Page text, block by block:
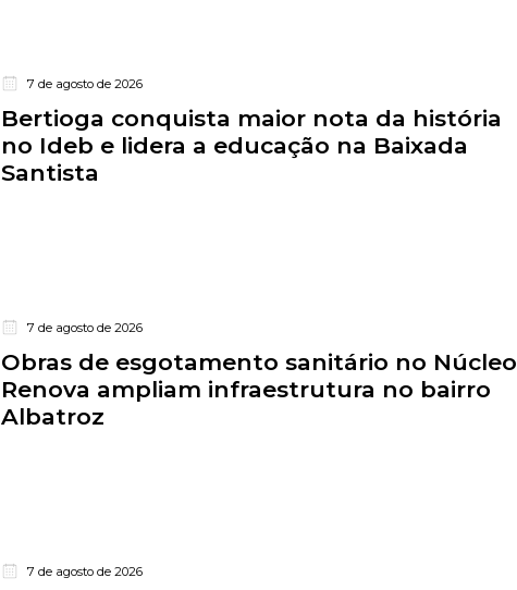
7 de agosto de 2026
Bertioga conquista maior nota da história
no Ideb e lidera a educação na Baixada
Santista
7 de agosto de 2026
Obras de esgotamento sanitário no Núcleo
Renova ampliam infraestrutura no bairro
Albatroz
7 de agosto de 2026